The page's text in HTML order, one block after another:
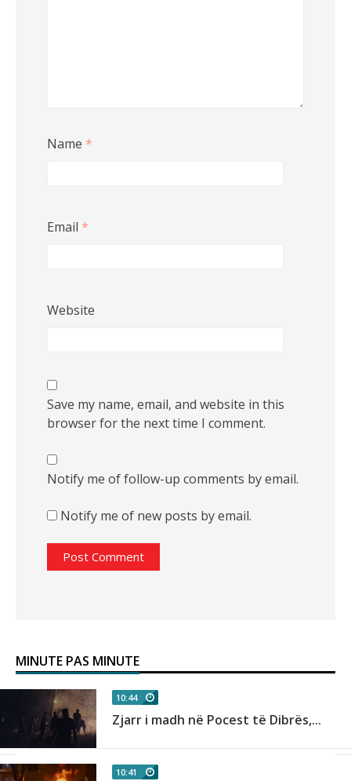
Name *
Email *
Website
Save my name, email, and website in this
browser for the next time I comment.
Notify me of follow-up comments by email.
Notify me of new posts by email.
MINUTE PAS MINUTE
10:44
Zjarr i madh në Pocest të Dibrës,...
10:41